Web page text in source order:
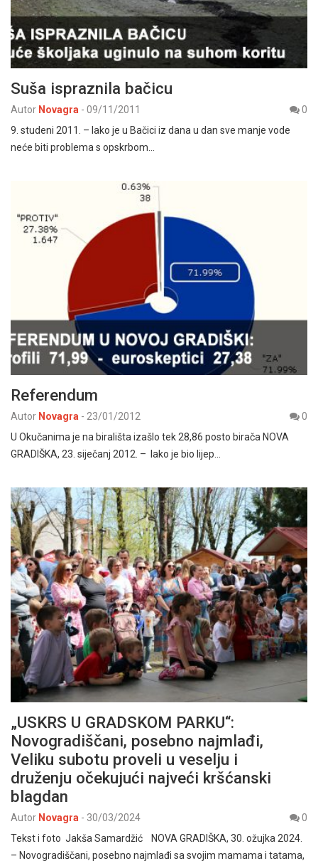
Suša ispraznila bačicu
Autor Novagra - 09/11/2011
0
9. studeni 2011. – Iako je u Bačici iz dana u dan sve manje vode
neće biti problema s opskrbom…
Referendum
Autor Novagra - 23/01/2012
0
U Okučanima je na birališta izašlo tek 28,86 posto birača NOVA
GRADIŠKA, 23. siječanj 2012. – Iako je bio lijep…
„USKRS U GRADSKOM PARKU“:
Novogradiščani, posebno najmlađi,
Veliku subotu proveli u veselju i
druženju očekujući najveći kršćanski
blagdan
Autor Novagra - 30/03/2024
0
Tekst i foto Jakša Samardžić NOVA GRADIŠKA, 30. ožujka 2024.
– Novogradiščani, posebno najmlađi sa svojim mamama i tatama,